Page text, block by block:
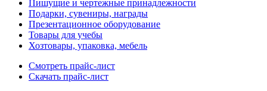
Пишущие и чертежные принадлежности
Подарки, сувениры, награды
Презентационное оборудование
Товары для учебы
Хозтовары, упаковка, мебель
Смотреть прайс-лист
Скачать прайс-лист